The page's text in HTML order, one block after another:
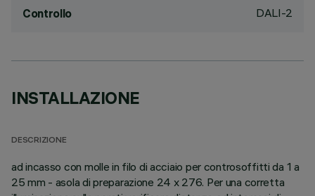
Controllo DALI-2
INSTALLAZIONE
DESCRIZIONE
ad incasso con molle in filo di acciaio per controsoffitti da 1 a
25 mm - asola di preparazione 24 x 276. Per una corretta